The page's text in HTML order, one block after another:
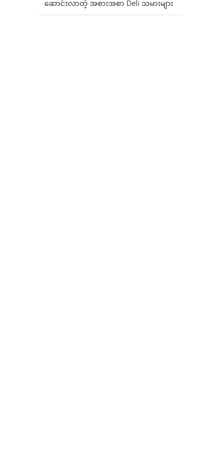
ဆောင်းလာတဲ့ အစားအစာ Deli သမားများ